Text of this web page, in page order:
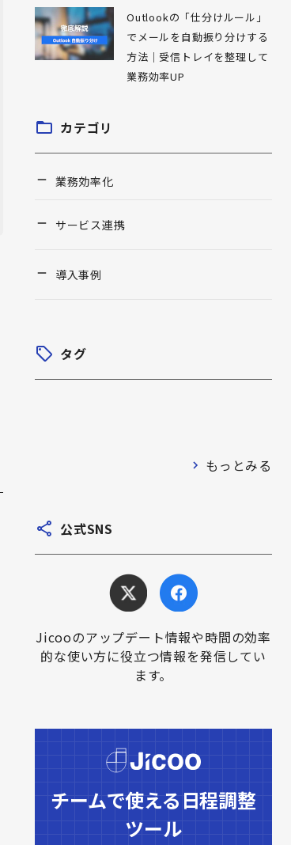
Outlookの「仕分けルール」
でメールを自動振り分けする
方法｜受信トレイを整理して
業務効率UP
カテゴリ
業務効率化
サービス連携
導入事例
タグ
もっとみる
公式SNS
Jicooのアップデート情報や時間の効率
的な使い方に役立つ情報を発信してい
ます。
チームで使える日程調整
ツール